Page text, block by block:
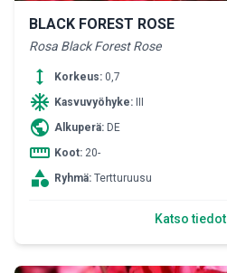
BLACK FOREST ROSE
Rosa Black Forest Rose
height Korkeus: 0,7
ac_unit Kasvuvyöhyke:
public Alkuperä: DE
straighten Koot: 20-
category Ryhmä: Tertturuusu
Katso tiedot